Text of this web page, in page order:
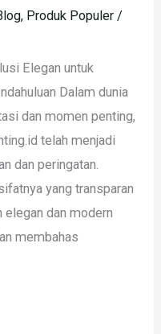
, Produk Populer /
Elegan untuk
Dalam dunia
dan momen penting,
telah menjadi
dan peringatan.
yang transparan
elegan dan modern
membahas